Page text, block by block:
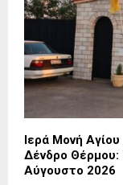
Ιερά Μονή
Δένδρο Θέρμου:
Αύγουστο 2026